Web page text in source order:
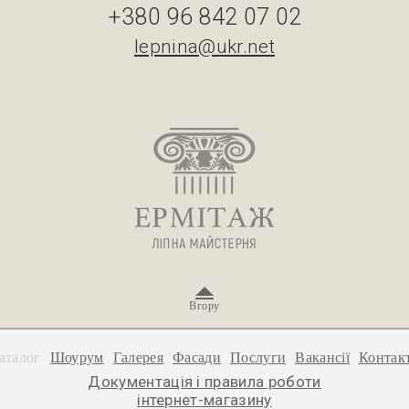
+380 96 842 07 02
lepnina@ukr.net
Вгору
Шоурум Галерея Фасади Послуги Вакансії
Документація і правила роботи
інтернет-магазину